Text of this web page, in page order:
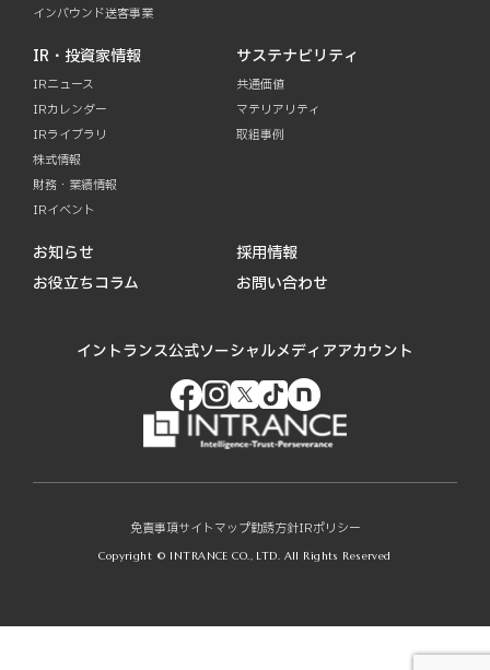
インバウンド送客事業
IR・投資家情報
IRニュース
IRカレンダー
IRライブラリ
株式情報
財務・業績情報
IRイベント
サステナビリティ
共通価値
マテリアリティ
取組事例
お知らせ
お役立ちコラム
採用情報
お問い合わせ
イントランス公式ソーシャルメディアアカウント
免責事項サイトマップ勧誘方針IRポリシー
Copyright © INTRANCE CO., LTD. All Rights Reserved